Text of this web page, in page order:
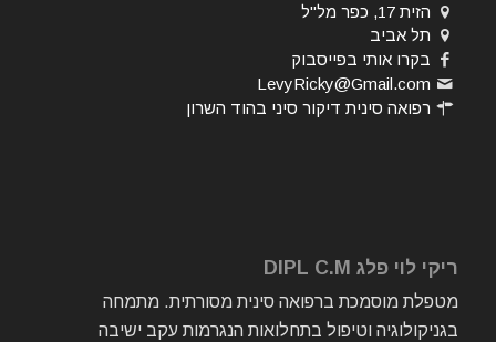
הזית 17, כפר מל"ל
תל אביב
בקרו אותי בפייסבוק
LevyRicky@Gmail.com
רפואה סינית דיקור סיני בהוד השרון
ריקי לוי פלג DIPL C.M
מטפלת מוסמכת ברפואה סינית מסורתית. מתמחה
בגניקולוגיה וטיפול בתחלואות הנגרמות עקב ישיבה